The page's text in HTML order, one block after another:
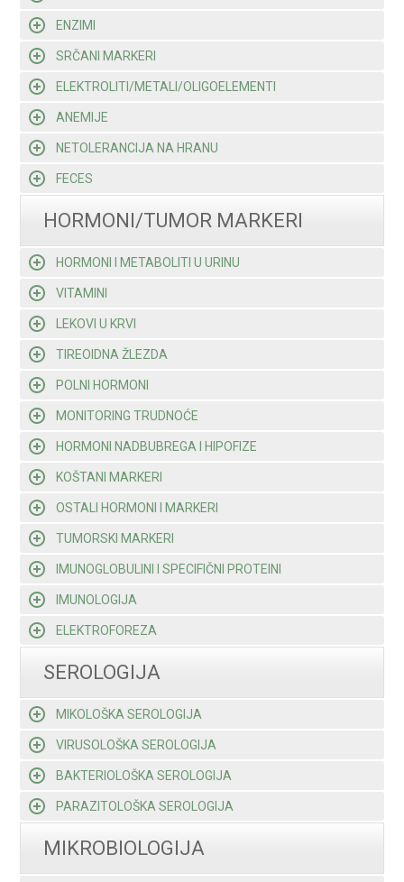
ENZIMI
SRČANI MARKERI
ELEKTROLITI/METALI/OLIGOELEMENTI
ANEMIJE
NETOLERANCIJA NA HRANU
FECES
HORMONI/TUMOR MARKERI
HORMONI I METABOLITI U URINU
VITAMINI
LEKOVI U KRVI
TIREOIDNA ŽLEZDA
POLNI HORMONI
MONITORING TRUDNOĆE
HORMONI NADBUBREGA I HIPOFIZE
KOŠTANI MARKERI
OSTALI HORMONI I MARKERI
TUMORSKI MARKERI
IMUNOGLOBULINI I SPECIFIČNI PROTEINI
IMUNOLOGIJA
ELEKTROFOREZA
SEROLOGIJA
MIKOLOŠKA SEROLOGIJA
VIRUSOLOŠKA SEROLOGIJA
BAKTERIOLOŠKA SEROLOGIJA
PARAZITOLOŠKA SEROLOGIJA
MIKROBIOLOGIJA